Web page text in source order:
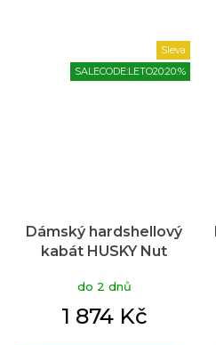
Sleva
SALECODE:LETO20:20:%
Dámský hardshellový
kabát HUSKY Nut
Průměrné
produktu
je
4,0
do 2 dnů
1 874 Kč